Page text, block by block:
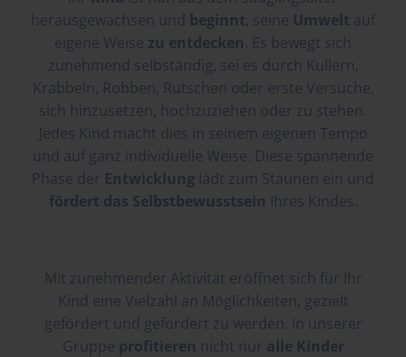
herausgewachsen und beginnt , seine Umwelt auf
eigene Weise zu entdecken . Es bewegt sich
zunehmend selbständig, sei es durch Kullern,
Krabbeln, Robben, Rutschen oder erste Versuche,
sich hinzusetzen, hochzuziehen oder zu stehen.
Jedes Kind macht dies in seinem eigenen Tempo
und auf ganz individuelle Weise. Diese spannende
Phase der Entwicklung lädt zum Staunen ein und
fördert das Selbstbewusstsein Ihres Kindes.
Mit zunehmender Aktivität eröffnet sich für Ihr
Kind eine Vielzahl an Möglichkeiten, gezielt
gefördert und gefordert zu werden. In unserer
Gruppe profitieren nicht nur alle Kinder